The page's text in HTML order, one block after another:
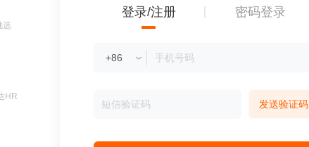
选
HR
登录/注册 密码登录
发送验证码